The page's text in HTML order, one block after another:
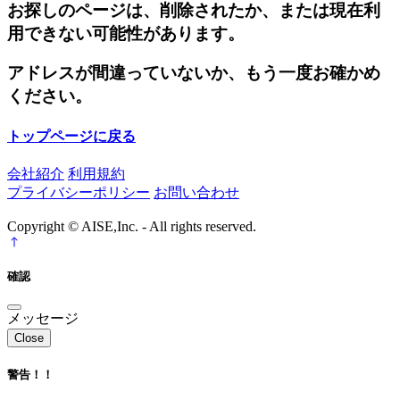
お探しのページは、削除されたか、または現在利
用できない可能性があります。
アドレスが間違っていないか、もう一度お確かめ
ください。
トップページに戻る
会社紹介 利用規約
プライバシーポリシー お問い合わせ
Copyright © AISE,Inc. - All rights reserved.
確認
メッセージ
Close
警告！！